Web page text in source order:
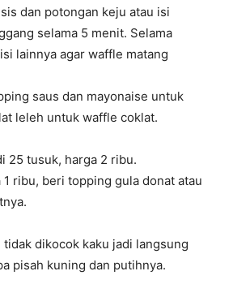
dan potongan keju atau isi
selama 5 menit. Selama
lainnya agar waffle matang
saus dan mayonaise untuk
leleh untuk waffle coklat.
25 tusuk, harga 2 ribu.
1 ribu, beri topping gula donat atau
tidak dikocok kaku jadi langsung
pisah kuning dan putihnya.